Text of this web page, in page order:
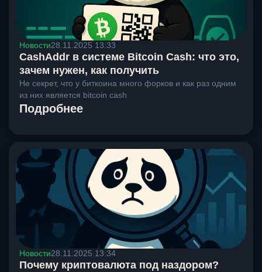
Новости28.11.2025 13:33
CashAddr в системе Bitcoin Cash: что это,
зачем нужен, как получить
Не секрет, что у биткоина много форков и как раз одним
из них является bitcoin cash
Подробнее
Новости28.11.2025 13:34
Почему криптовалюта под наздором?